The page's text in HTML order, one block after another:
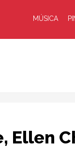
MÚSICA
Ellen